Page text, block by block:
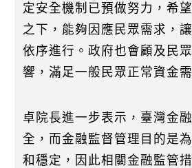
定安全機制已預做努力，希
之下，能夠因應民眾需求，
依序進行。政府也會顧及民
響，滿足一般民眾正常資金需
卓院長進一步表示，臺灣金
全，而金融監督管理目的是
和穩定，因此相關金融監管